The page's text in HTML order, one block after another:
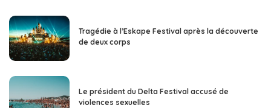
Tragédie à l’Eskape Festival après la découverte
de deux corps
Le président du Delta Festival accusé de
violences sexuelles